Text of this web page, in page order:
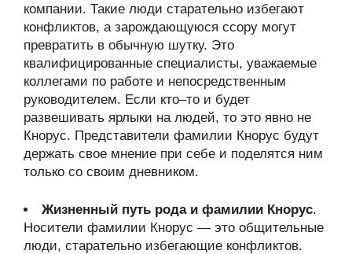
компании. Такие люди старательно избегают
конфликтов, а зарождающуюся ссору могут
превратить в обычную шутку. Это
квалифицированные специалисты, уважаемые
коллегами по работе и непосредственным
руководителем. Если кто–то и будет
развешивать ярлыки на людей, то это явно не
Кнорус. Представители фамилии Кнорус будут
держать свое мнение при себе и поделятся ним
только со своим дневником.
Жизненный путь рода и фамилии Кнорус.
Носители фамилии Кнорус — это общительные
люди, старательно избегающие конфликтов.